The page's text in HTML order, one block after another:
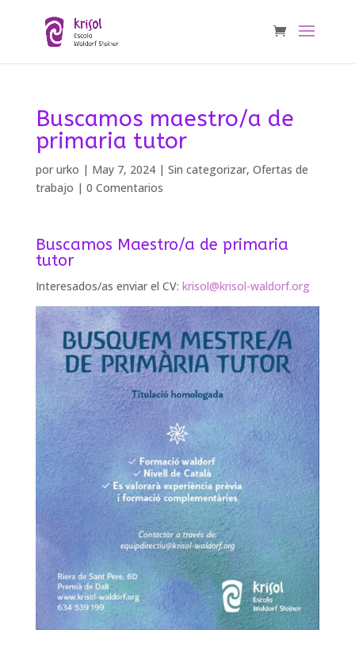
Buscamos maestro/a de
primaria tutor
por urko | May 7, 2024| Sin categorizar, Ofertas de
trabajo | 0 Comentarios
Buscamos Maestro/a de primaria
tutor
Interesados/as enviar el CV: krisol@krisol-waldorf.org